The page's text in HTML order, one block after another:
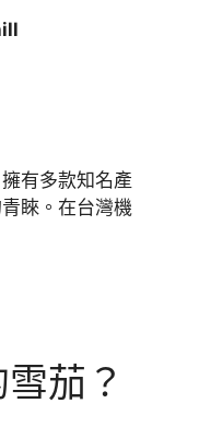
有多款知名產
睞。在台灣機
茄？